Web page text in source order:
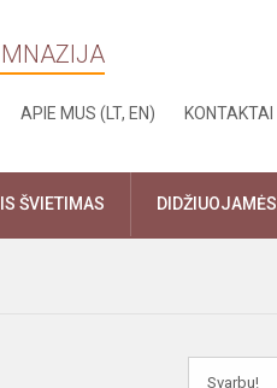
APIE MUS (LT, EN) KONTAKTAI
ŠVIETIMAS DIDŽIUOJAMĖS